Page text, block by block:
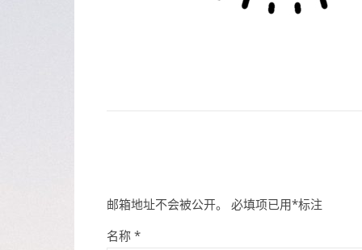
邮箱地址不会被公开。 必填项已用*标注
名称 *